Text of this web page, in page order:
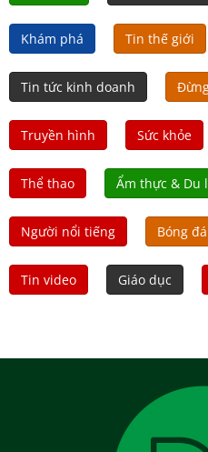
Khám phá Tin thế giới
Tin tức kinh doanh
Truyền hình Sức khỏe
Thể thao Ẩm thực & Du
Người nổi tiếng Bóng đá
Tin video Giáo dục